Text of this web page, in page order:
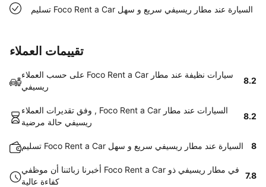
تسليم Foco Rent a Car السيارة عند مطار ريسيفي سريع و سهل
تقييمات العملاء
على حسب العملاء Foco Rent a Car سيارات نظيفة عند مطار
ريسيفي
8.2
وفق تقديرات العملاء , Foco Rent a Car السيارات عند مطار
ريسيفي حالة مرضية
8.2
تسليم Foco Rent a Car السيارة عند مطار ريسيفي سريع و سهل 8
أخبرنا زبائننا أن موظفي Foco Rent a Car في مطار ريسيفي ذو
كفاءة عالية
7.8